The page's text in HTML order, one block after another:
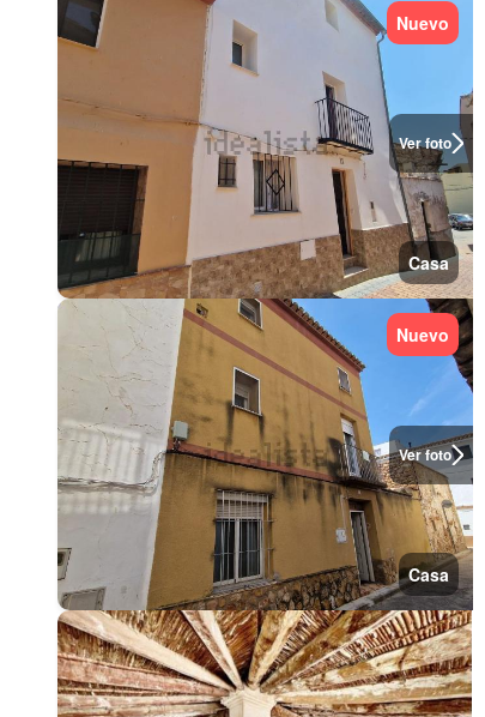
Ver foto
Nuevo
Casa
Ver foto
Nuevo
Casa